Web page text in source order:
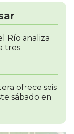
Río analiza
tres
ofrece seis
sábado en